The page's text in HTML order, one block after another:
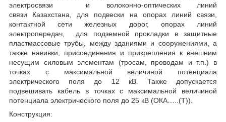
электросвязи и волоконно-оптических линий
связи Казахстана, для подвески на опорах линий связи,
контактной сети железных дорог, опорах линий
электропередач, для подземной прокладки в защитные
пластмассовые трубы, между зданиями и сооружениями, а
также навивки, присоединения и прикрепления к внешним
несущим силовым элементам (тросам, проводам и т.п.) в
точках с максимальной величиной потенциала
электрического поля до 12 кВ. Также допускается
подвешивать кабель в точках с максимальной величиной
потенциала электрического поля до 25 кВ (ОКА…..(Т)).
Конструкция: